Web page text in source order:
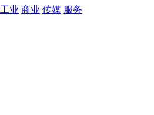
工业 商业 传媒 服务